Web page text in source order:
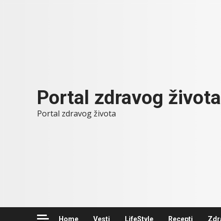
Portal zdravog života
Portal zdravog života
Home Vesti LifeStyle Recepti